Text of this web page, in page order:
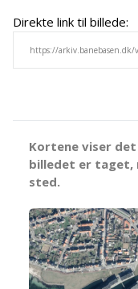
Direkte link til billede:
Kortene viser
billedet er taget,
sted.